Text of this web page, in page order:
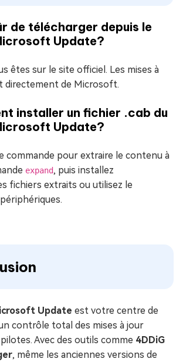
de télécharger depuis le
Update?
êtes sur le site officiel. Les mises à
directement de Microsoft.
installer un fichier .cab du
Update?
commande pour extraire le contenu à
expand, puis installez
fichiers extraits ou utilisez le
Update est votre centre de
contrôle total des mises à jour
Avec des outils comme 4DDiG
, même les anciennes versions de